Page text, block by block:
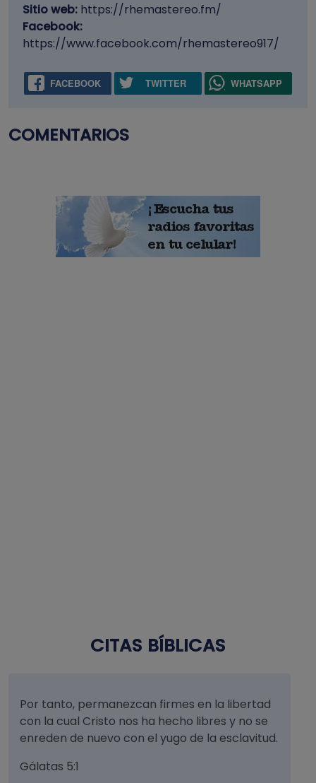
Sitio web: https://rhemastereo.fm/
Facebook:
https://www.facebook.com/rhemastereo917/
FACEBOOK TWITTER WHATSAPP
COMENTARIOS
CITAS BÍBLICAS
Por tanto, permanezcan firmes en la libertad
con la cual Cristo nos ha hecho libres y no se
enreden de nuevo con el yugo de la esclavitud.
Gálatas 5:1